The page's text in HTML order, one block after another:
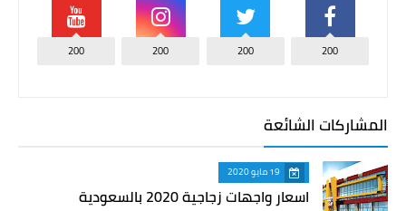
200
200
200
200
المشاركات الشائعة
19 مايو 2020
اسعار واجهات زجاجية 2020 بالسعودية